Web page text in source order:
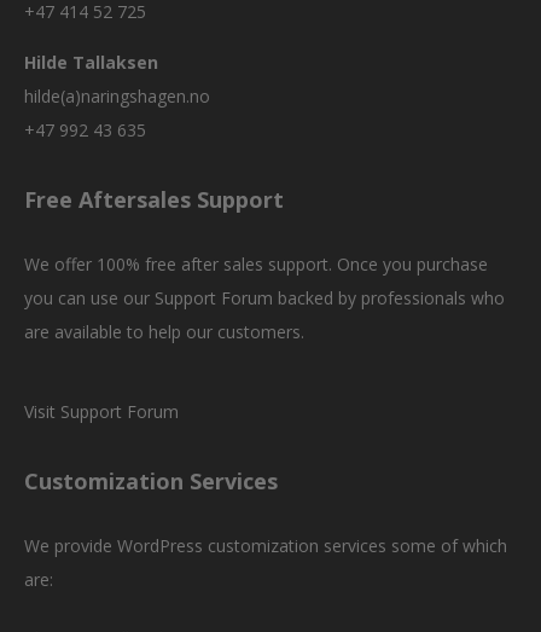
+47 414 52 725
Hilde Tallaksen
hilde(a)naringshagen.no
+47 992 43 635
Free Aftersales Support
We offer 100% free after sales support. Once you purchase
you can use our Support Forum backed by professionals who
are available to help our customers.
Visit Support Forum
Customization Services
We provide WordPress customization services some of which
are: